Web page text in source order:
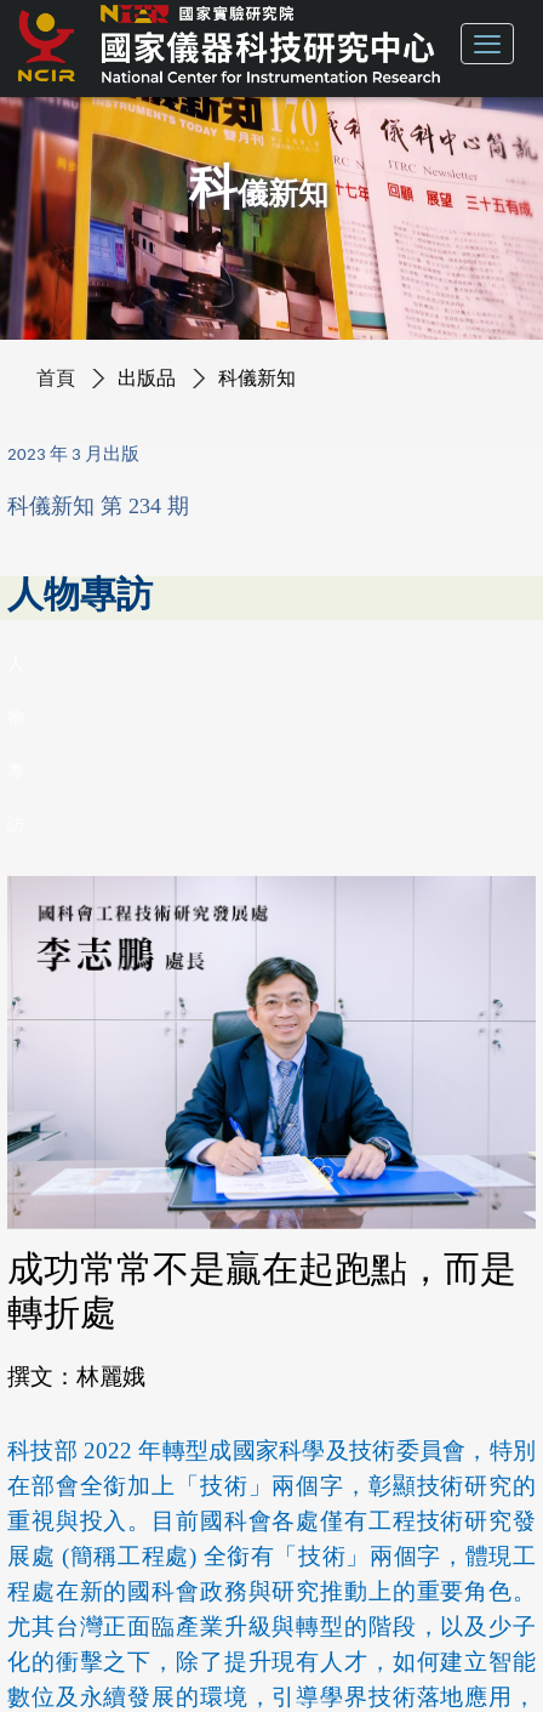
科儀新知
首頁 出版品 科儀新知
2023 年 3 月出版
科儀新知 第 234 期
人物專訪
成功常常不是贏在起跑點，而是
轉折處
撰文：林麗娥
科技部 2022 年轉型成國家科學及技術委員會，特別
在部會全銜加上「技術」兩個字，彰顯技術研究的
重視與投入。目前國科會各處僅有工程技術研究發
展處 (簡稱工程處) 全銜有「技術」兩個字，體現工
程處在新的國科會政務與研究推動上的重要角色。
尤其台灣正面臨產業升級與轉型的階段，以及少子
化的衝擊之下，除了提升現有人才，如何建立智能
數位及永續發展的環境，引導學界技術落地應用，